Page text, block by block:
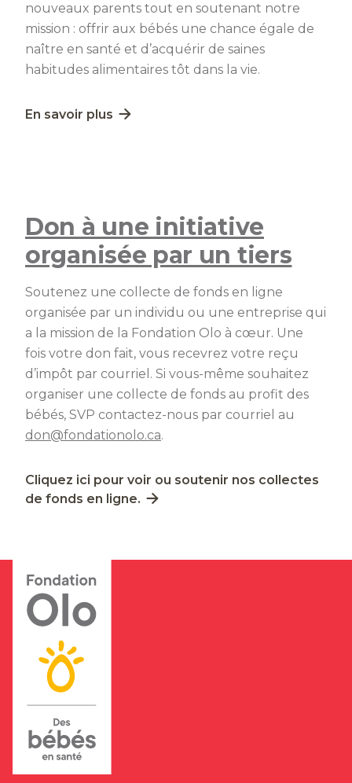
nouveaux parents tout en soutenant notre
mission : offrir aux bébés une chance égale de
naître en santé et d’acquérir de saines
habitudes alimentaires tôt dans la vie.
Lien externe au site. S'ouvre dans une nouvelle
En savoir plus
Don à une initiative
organisée par un tiers
Soutenez une collecte de fonds en ligne
organisée par un individu ou une entreprise qui
a la mission de la Fondation Olo à cœur. Une
fois votre don fait, vous recevrez votre reçu
d’impôt par courriel. Si vous-même souhaitez
organiser une collecte de fonds au profit des
bébés, SVP contactez-nous par courriel au
don@fondationolo.ca.
Lien externe au site. S'ouvre dans une nouvelle
Cliquez ici pour voir ou soutenir nos collectes
de fonds en ligne.